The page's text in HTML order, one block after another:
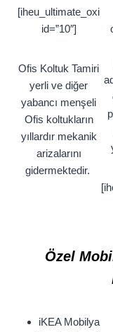
[iheu_ultimate_oxi
id=”10″]
Ofis Koltuk Tamiri
yerli ve diğer
yabancı menşeli
Ofis koltukların
yıllardır mekanik
arizalarını
gidermektedir.
Özel
iKEA Mobilya